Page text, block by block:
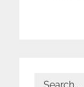
Search